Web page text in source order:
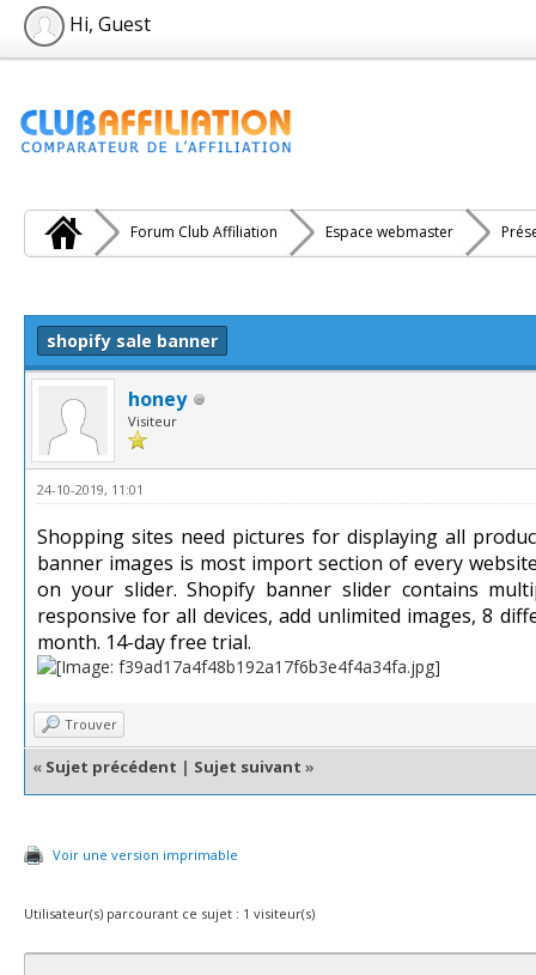
Hi, Guest
Forum Club Affiliation Espace webmaster
shopify sale banner
honey
Visiteur
24-10-2019, 11:01
Shopping sites need pictures for displaying all
banner images is most import section of every
on your slider. Shopify banner slider contains
responsive for all devices, add unlimited images, 8
month. 14-day free trial.
Trouver
« Sujet précédent | Sujet suivant »
Voir une version imprimable
Utilisateur(s) parcourant ce sujet : 1 visiteur(s)